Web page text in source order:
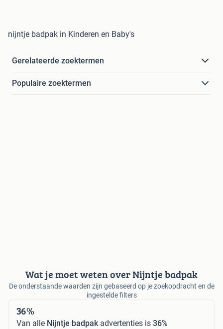
nijntje badpak in Kinderen en Baby's
Gerelateerde zoektermen
Populaire zoektermen
Wat je moet weten over Nijntje badpak
De onderstaande waarden zijn gebaseerd op je zoekopdracht en de
ingestelde filters
36%
Van alle Nijntje badpakadvertenties is 36%